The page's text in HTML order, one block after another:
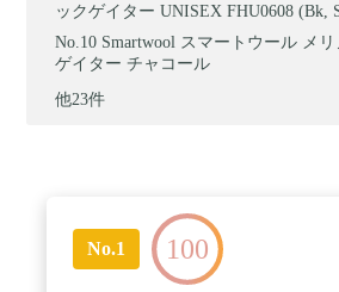
ックゲイター UNISEX FHU0608 (Bk,
Smartwool スマートウール メ
ゲイター チャコール
他23件
No.1 100